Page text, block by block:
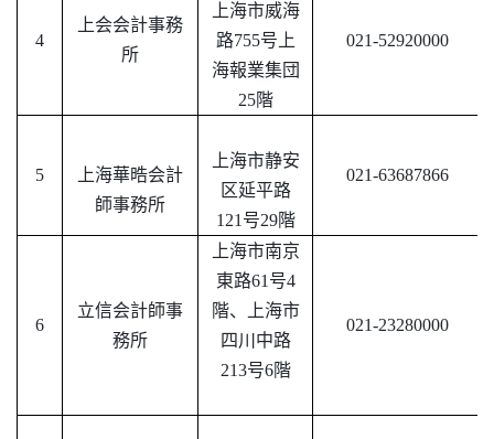
4
上会会計事務
所
上海市威海
路755号上
海報業集団
25階
021-52920000
5
上海華晧会計
師事務所
上海市静安
区延平路
121号29階
021-63687866
6
立信会計師事
務所
上海市南京
東路61号4
階、上海市
四川中路
213号6階
021-23280000